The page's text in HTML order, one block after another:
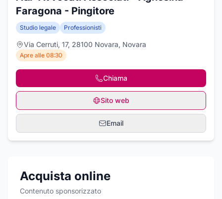
Faragona - Pingitore
Studio legale Professionisti
Via Cerruti, 17, 28100 Novara, Novara
Apre alle 08:30
Chiama
Sito web
Email
Acquista online
Contenuto sponsorizzato